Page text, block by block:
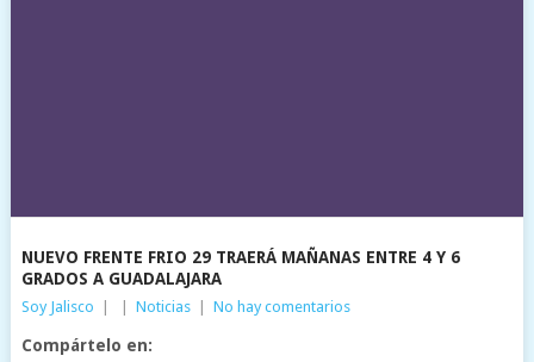
NUEVO FRENTE FRIO 29 TRAERÁ MAÑANAS ENTRE 4 Y 6
GRADOS A GUADALAJARA
Soy Jalisco Noticias No hay comentarios
Compártelo en: